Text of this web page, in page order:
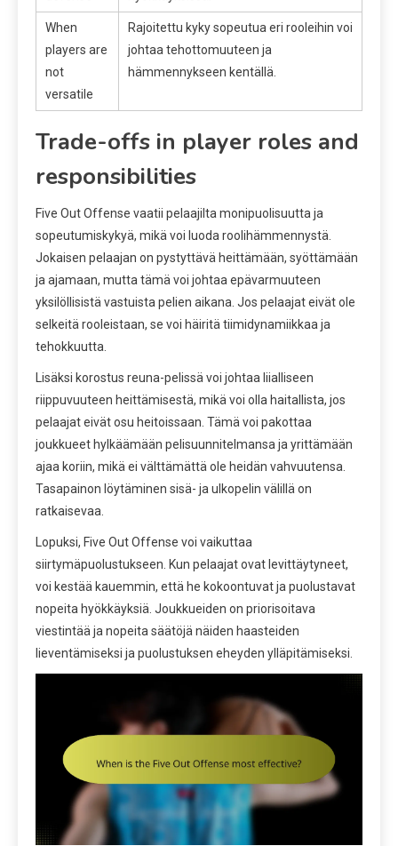
When
players are
not
versatile
Rajoitettu kyky sopeutua eri rooleihin voi
johtaa tehottomuuteen ja
hämmennykseen kentällä.
Trade-offs in player roles and
responsibilities
Five Out Offense vaatii pelaajilta monipuolisuutta ja
sopeutumiskykyä, mikä voi luoda roolihämmennystä.
Jokaisen pelaajan on pystyttävä heittämään, syöttämään
ja ajamaan, mutta tämä voi johtaa epävarmuuteen
yksilöllisistä vastuista pelien aikana. Jos pelaajat eivät ole
selkeitä rooleistaan, se voi häiritä tiimidynamiikkaa ja
tehokkuutta.
Lisäksi korostus reuna-pelissä voi johtaa liialliseen
riippuvuuteen heittämisestä, mikä voi olla haitallista, jos
pelaajat eivät osu heitoissaan. Tämä voi pakottaa
joukkueet hylkäämään pelisuunnitelmansa ja yrittämään
ajaa koriin, mikä ei välttämättä ole heidän vahvuutensa.
Tasapainon löytäminen sisä- ja ulkopelin välillä on
ratkaisevaa.
Lopuksi, Five Out Offense voi vaikuttaa
siirtymäpuolustukseen. Kun pelaajat ovat levittäytyneet,
voi kestää kauemmin, että he kokoontuvat ja puolustavat
nopeita hyökkäyksiä. Joukkueiden on priorisoitava
viestintää ja nopeita säätöjä näiden haasteiden
lieventämiseksi ja puolustuksen eheyden ylläpitämiseksi.